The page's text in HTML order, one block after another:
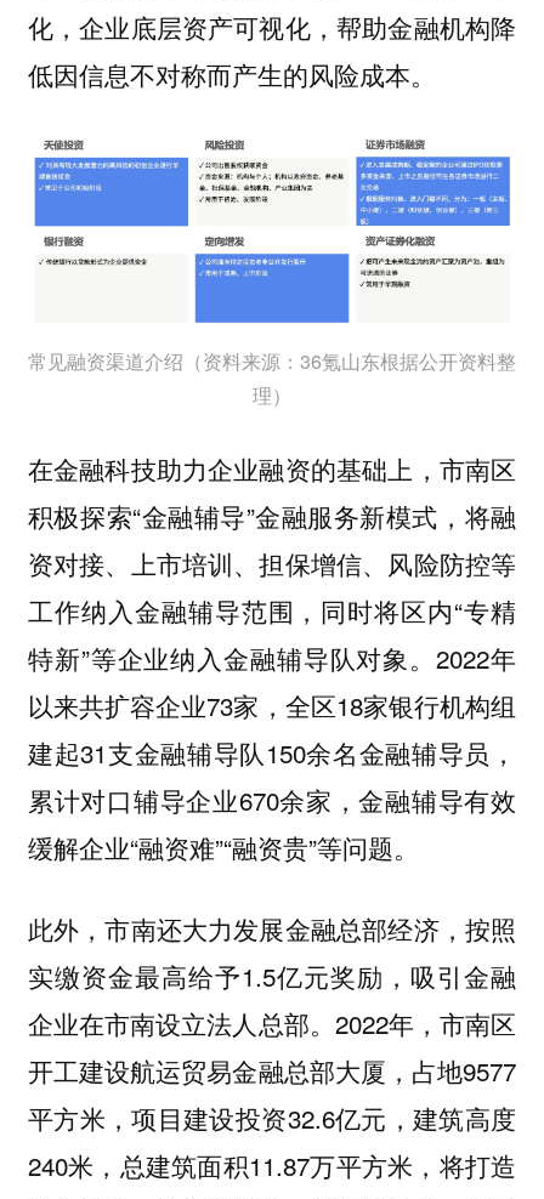
化，企业底层资产可视化，帮助金融机构降
低因信息不对称而产生的风险成本。
常见融资渠道介绍（资料来源：36氪山东根据公开资料整
理）
在金融科技助力企业融资的基础上，市南区
积极探索“金融辅导”金融服务新模式，将融
资对接、上市培训、担保增信、风险防控等
工作纳入金融辅导范围，同时将区内“专精
特新”等企业纳入金融辅导队对象。2022年
以来共扩容企业73家，全区18家银行机构组
建起31支金融辅导队150余名金融辅导员，
累计对口辅导企业670余家，金融辅导有效
缓解企业“融资难”“融资贵”等问题。
此外，市南还大力发展金融总部经济，按照
实缴资金最高给予1.5亿元奖励，吸引金融
企业在市南设立法人总部。2022年，市南区
开工建设航运贸易金融总部大厦，占地9577
平方米，项目建设投资32.6亿元，建筑高度
240米，总建筑面积11.87万平方米，将打造